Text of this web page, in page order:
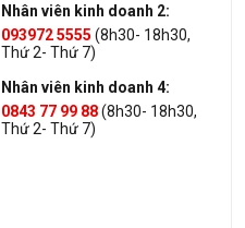
Nhân viên kinh doanh 2:
093972 5555 (8h30- 18h30,
Thứ 2- Thứ 7)
Nhân viên kinh doanh 4:
0843 77 99 88(8h30- 18h30,
Thứ 2- Thứ 7)